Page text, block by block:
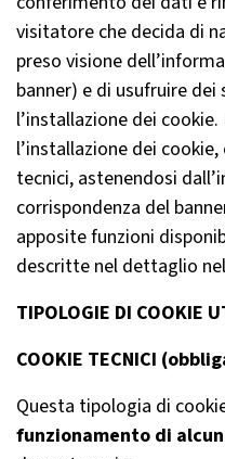
visitatore che decida di
preso visione
banner) e di usufruire
l’installazione dei
l’installazione dei
tecnici, astenendosi
corrispondenza del
apposite funzioni
descritte nel dettaglio
TIPOLOGIE DI COOKIE
COOKIE TECNICI
Questa tipologia di
funzionamento di